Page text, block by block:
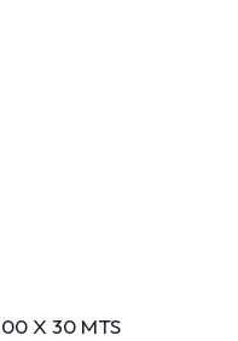
X 30 MTS